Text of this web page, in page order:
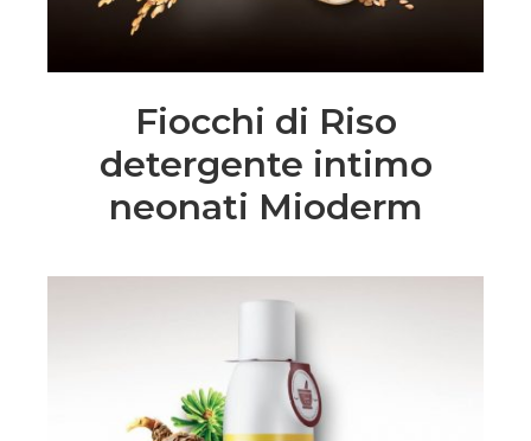
Fiocchi di Riso
detergente intimo
neonati Mioderm